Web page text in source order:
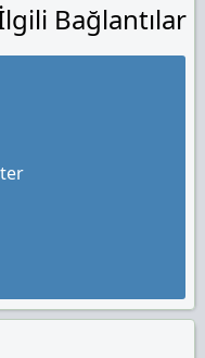
Bağlantılar